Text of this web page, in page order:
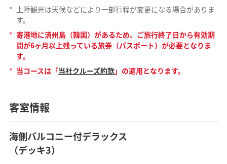
*
上陸観光は天候などにより一部行程が変更になる場合がありま
す。
* 寄港地に済州島（韓国）があるため、ご旅行終了日から有効期
間が6ヶ月以上残っている旅券（パスポート）が必要となりま
す。
* 当コースは「当社クルーズ約款」の適用となります。
客室情報
海側バルコニー付デラックス
（デッキ3）